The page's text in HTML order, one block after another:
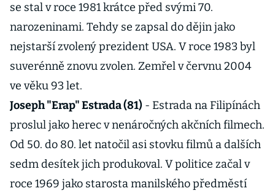
se stal v roce 1981 krátce před svými 70.
narozeninami. Tehdy se zapsal do dějin jako
nejstarší zvolený prezident USA. V roce 1983 byl
suverénně znovu zvolen. Zemřel v červnu 2004
ve věku 93 let.
Joseph "Erap" Estrada (81) - Estrada na Filipínách
proslul jako herec v nenáročných akčních filmech.
Od 50. do 80. let natočil asi stovku filmů a dalších
sedm desítek jich produkoval. V politice začal v
roce 1969 jako starosta manilského předměstí